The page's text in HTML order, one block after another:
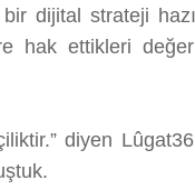
dijital strateji
hak ettikleri
diyen